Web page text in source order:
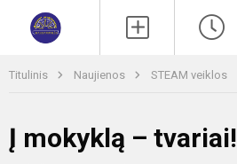
Titulinis Naujienos STEAM veiklos
Į mokyklą – tvariai!